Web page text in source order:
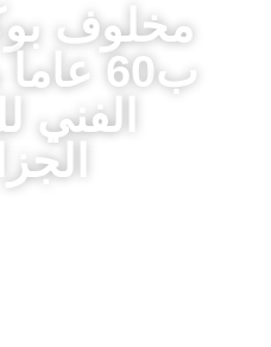
مخلوف
ب60
الفني